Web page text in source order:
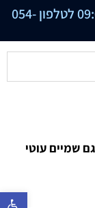
פתח סרגל
054-
שמיים עוטי